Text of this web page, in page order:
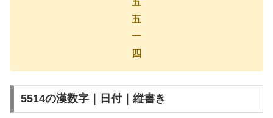
五
五
一
四
5514の漢数字｜日付｜縦書き